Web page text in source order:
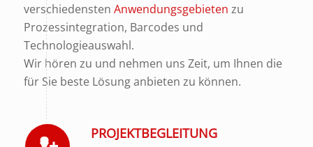
verschiedensten Anwendungsgebieten zu
Prozessintegration, Barcodes und
Technologieauswahl.
Wir hören zu und nehmen uns Zeit, um Ihnen die
für Sie beste Lösung anbieten zu können.
PROJEKTBEGLEITUNG